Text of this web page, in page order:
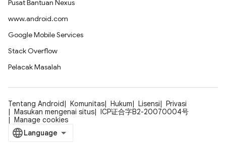
Pusat Bantuan Nexus
www.android.com
Google Mobile Services
Stack Overflow
Pelacak Masalah
Tentang Android Komunitas Hukum Lisensi
Privasi
Masukan mengenai situs
ICP证合字B2-20070004号
Manage cookies